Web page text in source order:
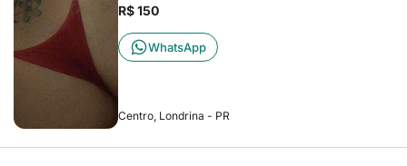
R$ 150
WhatsApp
Centro, Londrina - PR